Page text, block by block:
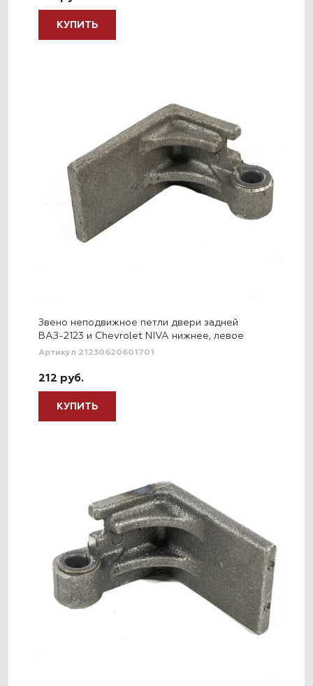
КУПИТЬ
Звено неподвижное петли двери задней
ВАЗ-2123 и Chevrolet NIVA нижнее, левое
Артикул 21230620601701
212 руб.
КУПИТЬ